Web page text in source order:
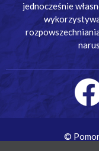
jednocześnie
©